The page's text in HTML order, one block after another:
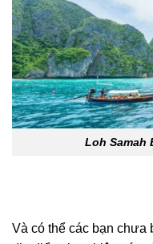
Loh Samah
Và có thể các bạn chưa